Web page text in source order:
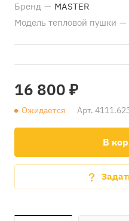
Бренд — MASTER
Модель тепловой пушки —
16 800 ₽
Ожидается Арт.
В